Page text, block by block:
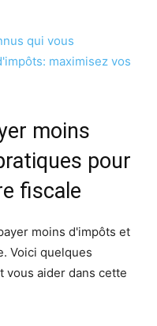
qui vous
maximisez vos
moins
pour
fiscale
moins d'impôts et
Voici quelques
vous aider dans cette